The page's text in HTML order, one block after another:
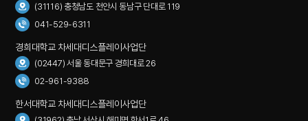
(31116) 충청남도 천안시 동남구 단대로 119
041-529-6311
경희대학교 차세대디스플레이사업단
(02447) 서울 동대문구 경희대로 26
02-961-9388
한서대학교 차세대디스플레이사업단